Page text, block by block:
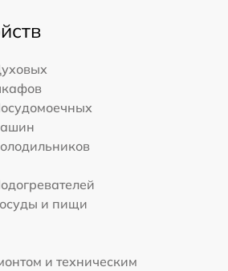
и пищи
и техническим